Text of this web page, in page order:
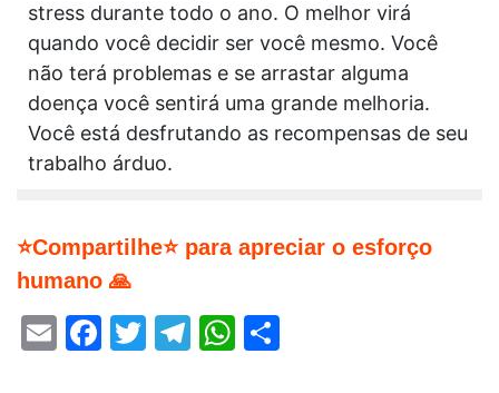
stress durante todo o ano. O melhor virá
quando você decidir ser você mesmo. Você
não terá problemas e se arrastar alguma
doença você sentirá uma grande melhoria.
Você está desfrutando as recompensas de seu
trabalho árduo.
⭐Compartilhe⭐ para apreciar o esforço
humano 🙏
EmailFacebook
Twitter
Telegram
WhatsApp